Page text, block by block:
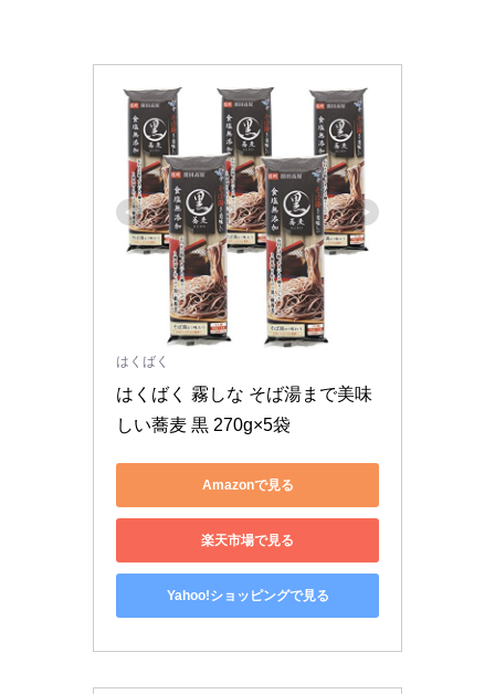
はくばく
はくばく 霧しな そば湯まで美味
しい蕎麦 黒 270g×5袋
Amazonで見る
楽天市場で見る
Yahoo!ショッピングで見る